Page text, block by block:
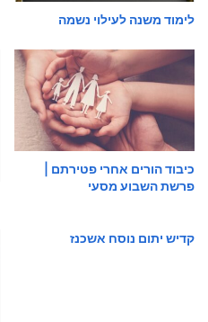
לימוד משנה לעילוי נשמה
כיבוד הורים אחרי פטירתם |
פרשת השבוע מסעי
קדיש יתום נוסח אשכנז